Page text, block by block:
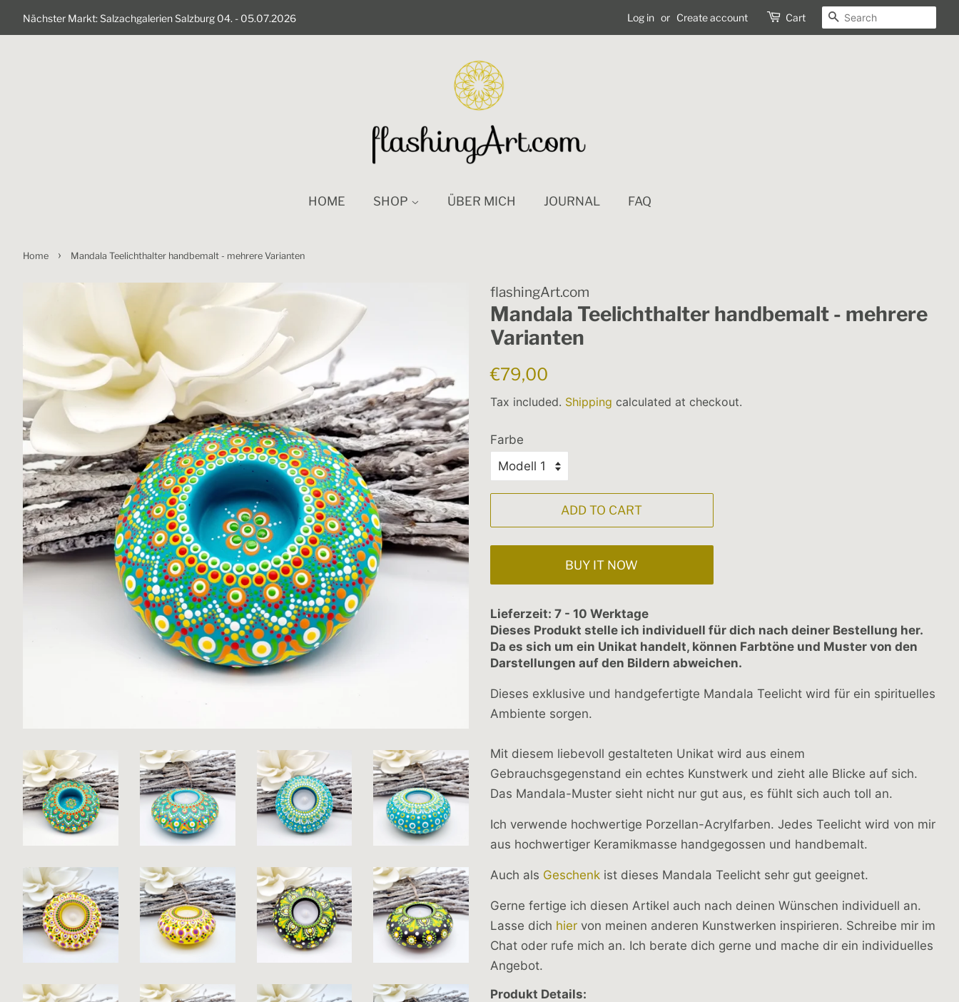
Nächster Markt: Salzachgalerien Salzburg 04. - 05.07.2026 Log in or Create account Cart SEARCH
HOME SHOP ÜBER MICH JOURNAL FAQ
Home › Mandala Teelichthalter handbemalt - mehrere Varianten
flashingArt.com
Mandala Teelichthalter handbemalt - mehrere
Varianten
Regular
€79,00
Tax included. Shipping calculated at checkout.
Farbe
ADD TO CART
BUY IT NOW
Lieferzeit: 7 - 10 Werktage
Dieses Produkt stelle ich individuell für dich nach deiner Bestellung her.
Da es sich um ein Unikat handelt, können Farbtöne und Muster von den
Darstellungen auf den Bildern abweichen.
Dieses exklusive und handgefertigte Mandala Teelicht wird für ein spirituelles
Ambiente sorgen.
Mit diesem liebevoll gestalteten Unikat wird aus einem
Gebrauchsgegenstand ein echtes Kunstwerk und zieht alle Blicke auf sich.
Das Mandala-Muster sieht nicht nur gut aus, es fühlt sich auch toll an.
Ich verwende hochwertige Porzellan-Acrylfarben. Jedes Teelicht wird von mir
aus hochwertiger Keramikmasse handgegossen und handbemalt.
Auch als Geschenk ist dieses Mandala Teelicht sehr gut geeignet.
Gerne fertige ich diesen Artikel auch nach deinen Wünschen individuell an.
Lasse dich hier von meinen anderen Kunstwerken inspirieren. Schreibe mir im
Chat oder rufe mich an. Ich berate dich gerne und mache dir ein individuelles
Angebot.
Produkt Details: